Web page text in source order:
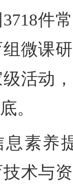
件
微课
活动
。
息素养
术与